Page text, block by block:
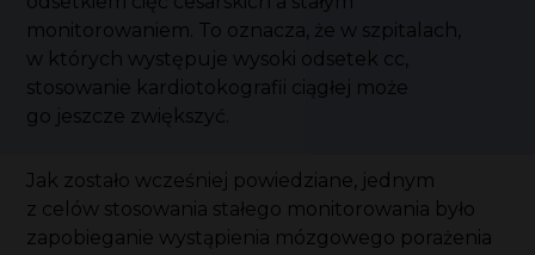
monitorowaniem. To oznacza, że w szpitalach,
w których występuje wysoki odsetek cc,
stosowanie kardiotokografii ciągłej może
go jeszcze zwiększyć.
Jak zostało wcześniej powiedziane, jednym
z celów stosowania stałego monitorowania było
zapobieganie wystąpienia mózgowego porażenia